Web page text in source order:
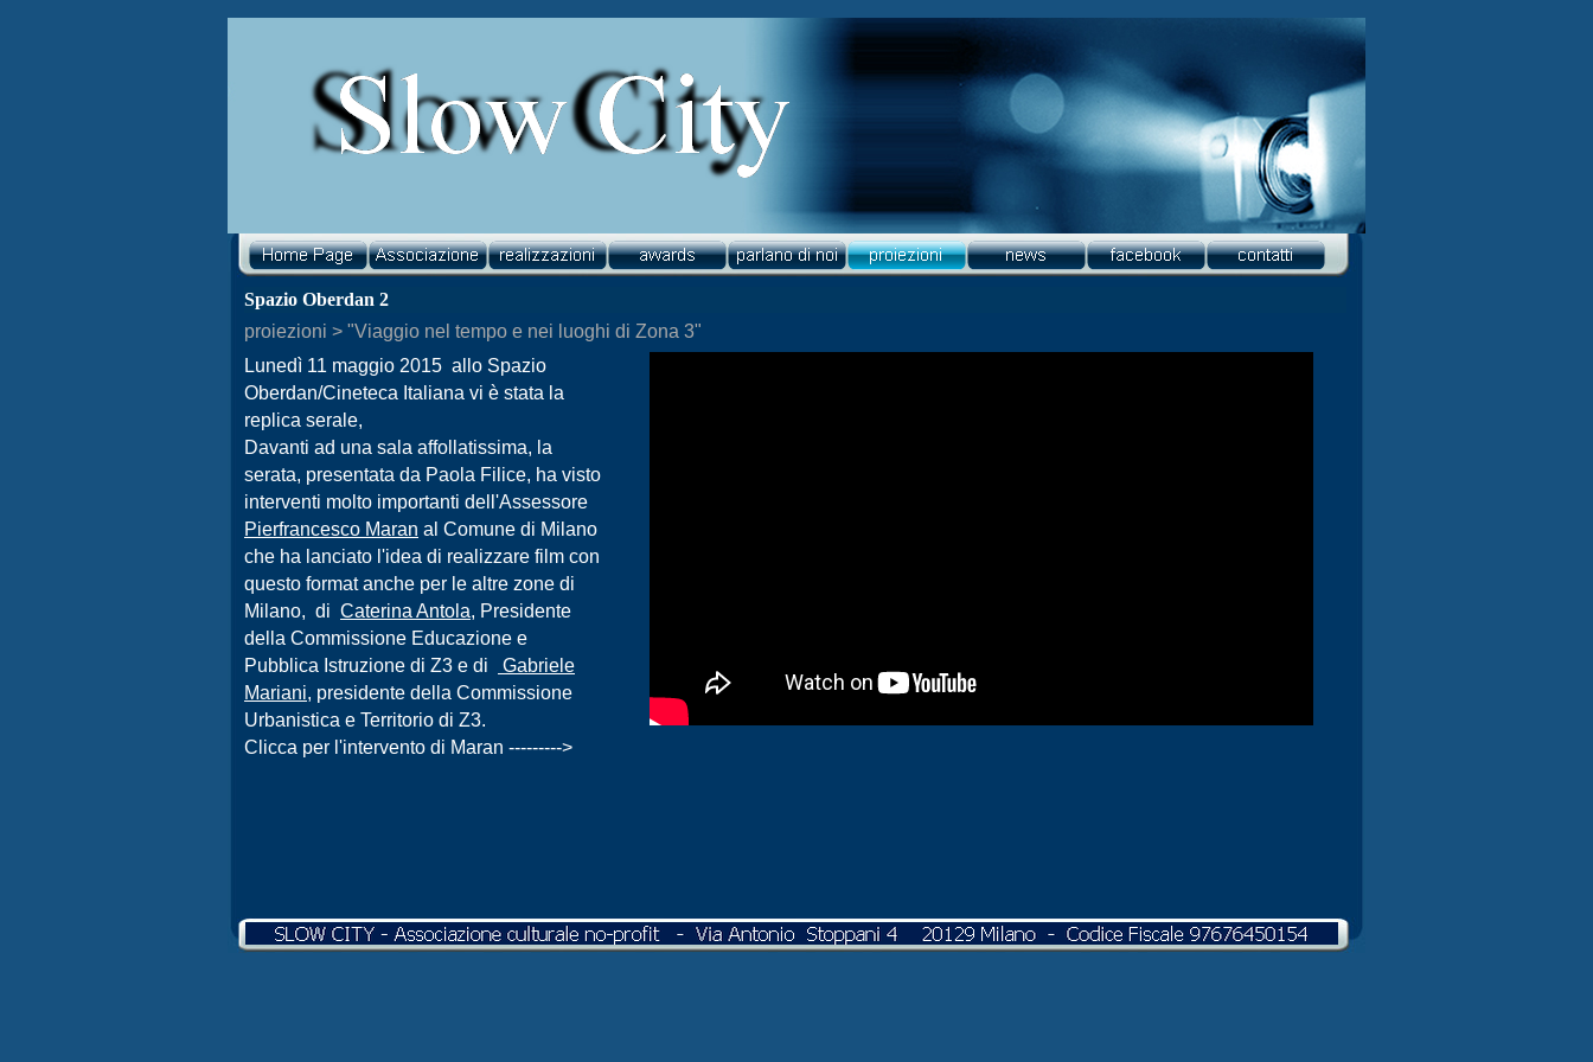
Spazio Oberdan 2
proiezioni > "Viaggio nel tempo e nei luoghi di Zona 3"
Lunedì 11 maggio 2015 allo Spazio
Oberdan/Cineteca Italiana vi è stata la
replica serale,
Davanti ad una sala affollatissima, la
serata, presentata da Paola Filice, ha visto
interventi molto importanti dell'Assessore
Pierfrancesco Maran al Comune di Milano
che ha lanciato l'idea di realizzare film con
questo format anche per le altre zone di
Milano, di Caterina Antola, Presidente
della Commissione Educazione e
Pubblica Istruzione di Z3 e di
Gabriele
Mariani, presidente della Commissione
Urbanistica e Territorio di Z3.
Clicca per l'intervento di Maran --------->